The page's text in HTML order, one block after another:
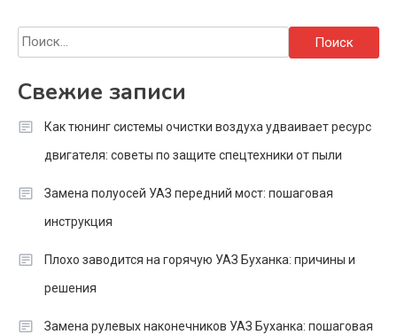
Найти:
Свежие записи
Как тюнинг системы очистки воздуха удваивает ресурс
двигателя: советы по защите спецтехники от пыли
Замена полуосей УАЗ передний мост: пошаговая
инструкция
Плохо заводится на горячую УАЗ Буханка: причины и
решения
Замена рулевых наконечников УАЗ Буханка: пошаговая